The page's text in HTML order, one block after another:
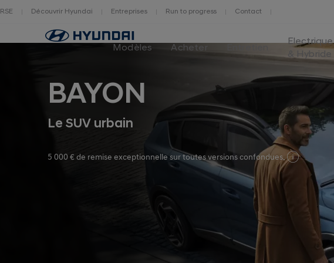
RSE Découvrir Hyundai Entreprises Run to progress Contact
Page
d'accueil
Modèles Acheter
Electrique
& Hybride
BAYON
Le SUV urbain
5 000 € de remise exceptionnelle sur toutes versions confondues.